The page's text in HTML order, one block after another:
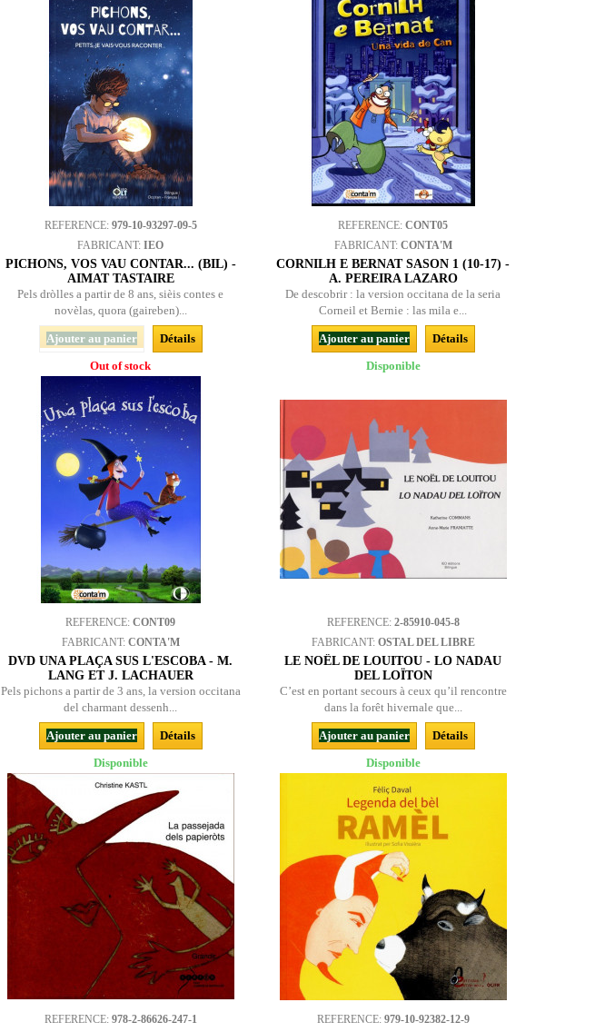
REFERENCE: 979-10-93297-09-5
FABRICANT:IEO
PICHONS, VOS VAU CONTAR... (BIL) -
AIMAT TASTAIRE
Pels dròlles a partir de 8 ans, sièis contes e
novèlas, quora (gaireben)...
Ajouter au panier
Détails
Out of stock
REFERENCE:CONT05
FABRICANT: CONTA'M
CORNILH E BERNAT SASON 1 (10-17) -
A. PEREIRA LAZARO
De descobrir : la version occitana de la seria
Corneil et Bernie : las mila e...
Ajouter au panier
Détails
Disponible
REFERENCE:CONT09
FABRICANT: CONTA'M
DVD UNA PLAÇA SUS L'ESCOBA - M.
LANG ET J. LACHAUER
Pels pichons a partir de 3 ans, la version occitana
del charmant dessenh...
Ajouter au panier
Détails
Disponible
REFERENCE: 2-85910-045-8
FABRICANT: OSTAL DEL LIBRE
LE NOËL DE LOUITOU - LO NADAU
DEL LOÏTON
C’est en portant secours à ceux qu’il rencontre
dans la forêt hivernale que...
Ajouter au panier
Détails
Disponible
REFERENCE: 978-2-86626-247-1 REFERENCE: 979-10-92382-12-9